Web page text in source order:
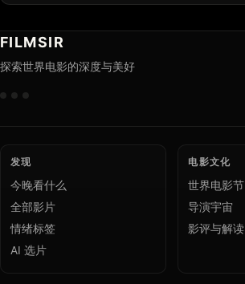
FILMSIR
探索世界电影的深度与美好
发现
今晚看什么
全部影片
情绪标签
AI 选片
电影文化
世界电影节
导演宇宙
影评与解读